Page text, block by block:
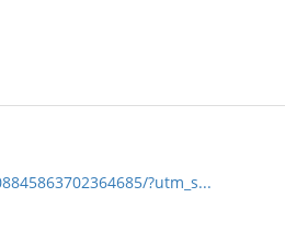
?utm_s...